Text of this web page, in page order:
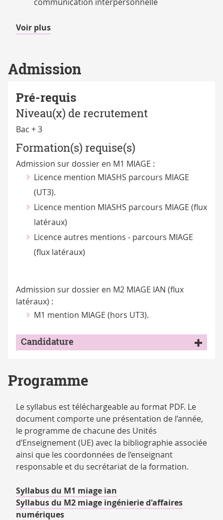
communication interpersonnelle
Voir plusde
Admission
Pré-requis
Niveau(x) de recrutement
Bac + 3
Formation(s) requise(s)
Admission sur dossier en M1 MIAGE :
Licence mention MIASHS parcours MIAGE
(UT3).
Licence mention MIASHS parcours MIAGE (flux
latéraux)
Licence autres mentions - parcours MIAGE
(flux latéraux)
Admission sur dossier en M2 MIAGE IAN (flux
latéraux) :
M1 mention MIAGE (hors UT3).
Candidature
Programme
Le syllabus est téléchargeable au format PDF. Le
document comporte une présentation de l’année,
le programme de chacune des Unités
d’Enseignement (UE) avec la bibliographie associée
ainsi que les coordonnées de l’enseignant
responsable et du secrétariat de la formation.
Syllabus du M1 miage ian
Syllabus du M2 miage ingénierie d'affaires
numériques